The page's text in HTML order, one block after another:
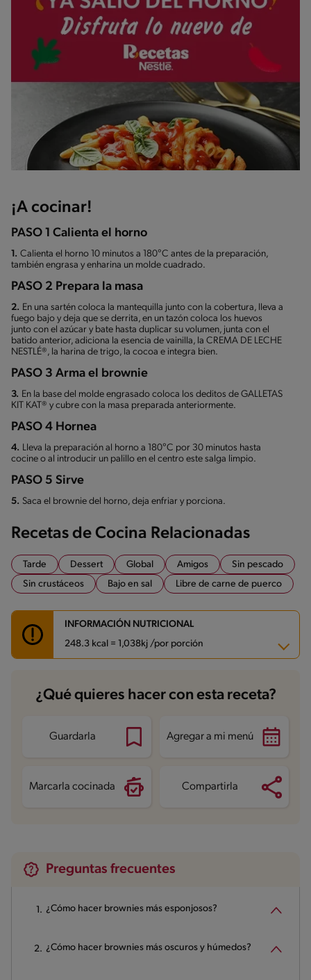
¡A cocinar!
PASO 1 Calienta el horno
1. Calienta el horno 10 minutos a 180°C antes de la preparación,
también engrasa y enharina un molde cuadrado.
PASO 2 Prepara la masa
2. En una sartén coloca la mantequilla junto con la cobertura, lleva a
fuego bajo y deja que se derrita, en un tazón coloca los huevos
junto con el azúcar y bate hasta duplicar su volumen, junta con el
batido anterior, adiciona la esencia de vainilla, la CREMA DE LECHE
NESTLÉ®, la harina de trigo, la cocoa e integra bien.
PASO 3 Arma el brownie
3. En la base del molde engrasado coloca los deditos de GALLETAS
KIT KAT® y cubre con la masa preparada anteriormente.
PASO 4 Hornea
4. Lleva la preparación al horno a 180°C por 30 minutos hasta
cocine o al introducir un palillo en el centro este salga limpio.
PASO 5 Sirve
5. Saca el brownie del horno, deja enfriar y porciona.
Recetas de Cocina Relacionadas
Tarde Dessert Global Amigos
Sin pescado
Sin crustáceos
Bajo en sal Libre de carne de puerco
INFORMACIÓN NUTRICIONAL
248.3 kcal = 1,038kj /por porción
Carbohidratos 25 g
Energía 248.3 kcal
Proteína
Grasas saturadas 8.1 g
¿Qué quieres hacer con esta receta?
Guardarla Agregar a mi menú
Marcarla cocinada Compartirla
Preguntas frecuentes
¿Cómo hacer brownies más esponjosos?
¿Cómo hacer brownies más oscuros y húmedos?